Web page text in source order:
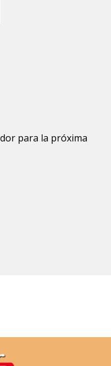
para la próxima